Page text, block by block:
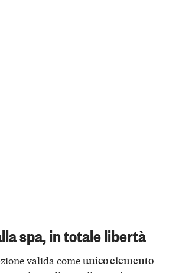
spa, in totale libertà
valida comeunico elemento